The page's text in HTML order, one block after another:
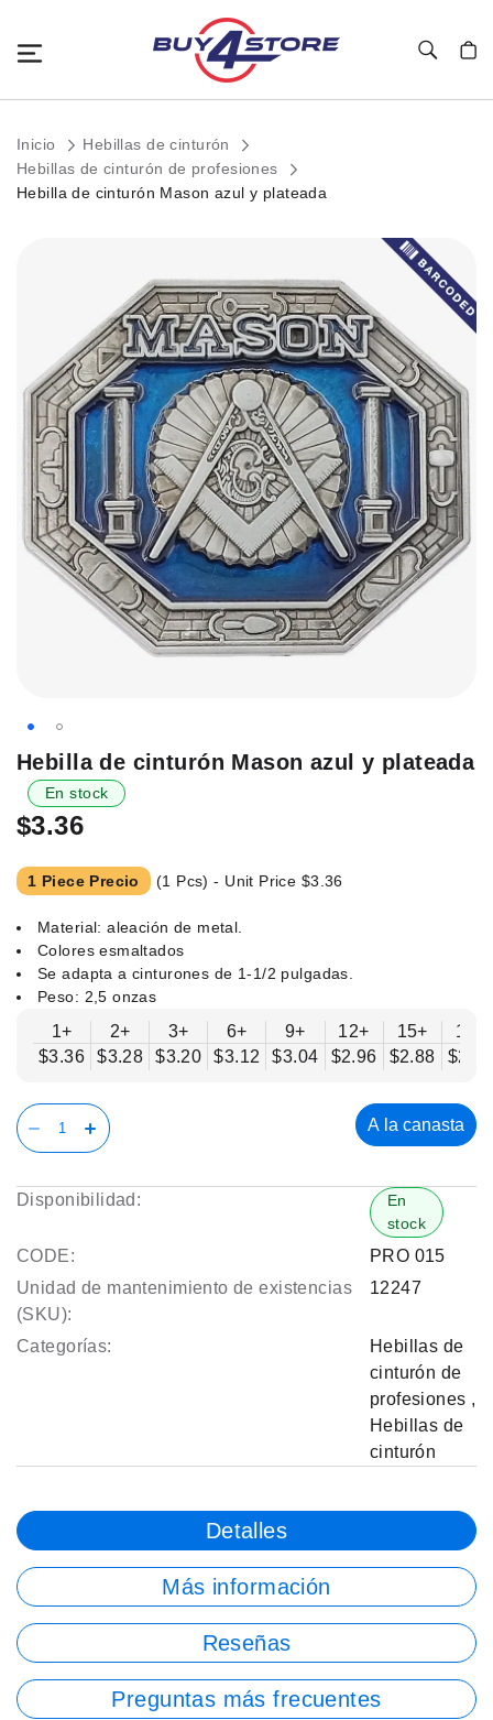
Inicio
Hebillas de cinturón
Hebillas de cinturón de profesiones
Hebilla de cinturón Mason azul y plateada
galería
de
imágenes.
Saltar
principio
de
galería
de
Hebilla de cinturón Mason azul y plateada
En stock
$3.36
1 Piece Precio (1 Pcs) - Unit Price $3.36
Material: aleación de metal.
Colores esmaltados
Se adapta a cinturones de 1-1/2 pulgadas.
Peso: 2,5 onzas
1+
$3.36
2+
$3.28
3+
$3.20
6+
$3.12
9+
$3.04
12+
$2.96
15+
$2.88
18+
$2.80
A la canasta
Disponibilidad:
En
stock
CODE:
PRO 015
Unidad de mantenimiento de existencias
(SKU):
12247
Categorías:
Hebillas de
cinturón de
profesiones ,
Hebillas de
cinturón
Detalles
Más información
Reseñas
Preguntas más frecuentes